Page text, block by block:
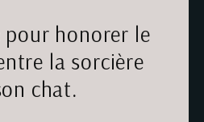
pour honorer le
la sorcière
chat.